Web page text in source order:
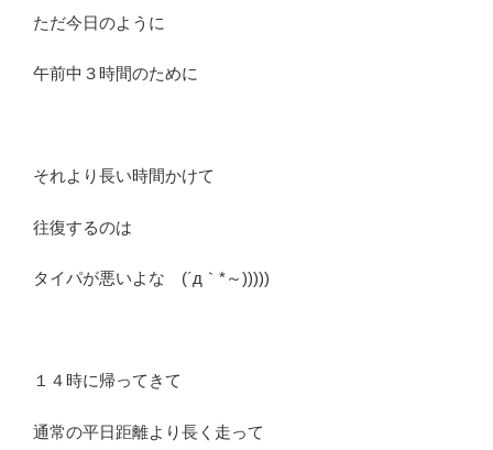
ただ今日のように
午前中３時間のために
それより長い時間かけて
往復するのは
タイパが悪いよな (´д｀*～)))))
１４時に帰ってきて
通常の平日距離より長く走って